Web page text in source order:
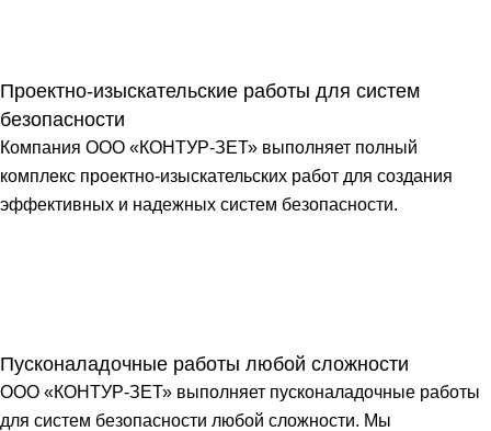
Проектно-изыскательские работы для систем
безопасности
Компания ООО «КОНТУР-ЗЕТ» выполняет полный
комплекс проектно-изыскательских работ для создания
эффективных и надежных систем безопасности.
Пусконаладочные работы любой сложности
ООО «КОНТУР-ЗЕТ» выполняет пусконаладочные работы
для систем безопасности любой сложности. Мы